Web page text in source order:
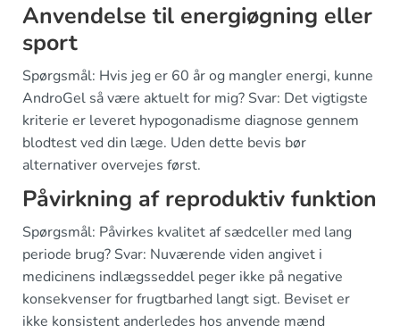
Anvendelse til energiøgning eller
sport
Spørgsmål: Hvis jeg er 60 år og mangler energi, kunne
AndroGel så være aktuelt for mig? Svar: Det vigtigste
kriterie er leveret hypogonadisme diagnose gennem
blodtest ved din læge. Uden dette bevis bør
alternativer overvejes først.
Påvirkning af reproduktiv funktion
Spørgsmål: Påvirkes kvalitet af sædceller med lang
periode brug? Svar: Nuværende viden angivet i
medicinens indlægsseddel peger ikke på negative
konsekvenser for frugtbarhed langt sigt. Beviset er
ikke konsistent anderledes hos anvende mænd